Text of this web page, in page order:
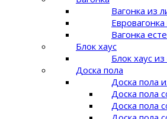
Вагонка из
Вагонка
Блок хаус
Блок хаус
Доска пола
Доска пола
Доска пола
Доска пола